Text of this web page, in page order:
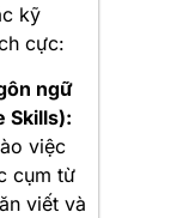
kỹ
cực:
ngữ
Skills):
việc
cụm từ
viết và